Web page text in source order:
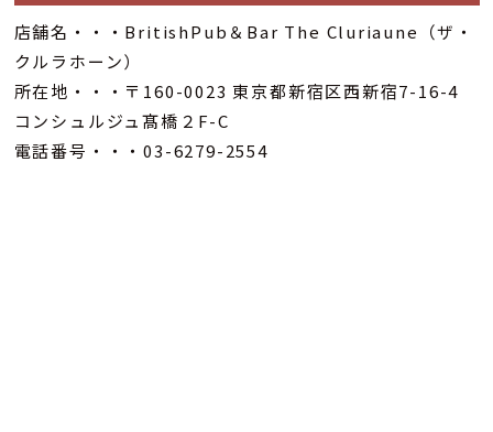
店舗名・・・BritishPub＆Bar The Cluriaune（ザ・
クルラホーン）
所在地・・・〒160-0023 東京都新宿区西新宿7-16-4
コンシュルジュ髙橋２F-C
電話番号・・・03-6279-2554